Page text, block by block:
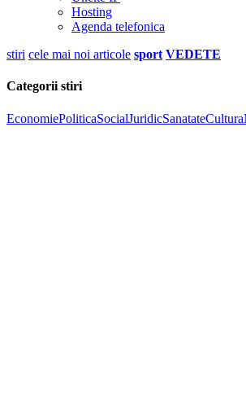
Hosting
Agenda telefonica
stiri cele mai noi articole sport VEDETE
Categorii stiri
EconomiePoliticaSocialJuridicSanatateCultura